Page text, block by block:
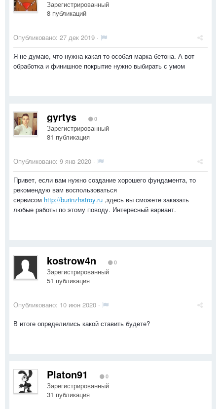
Зарегистрированный
8 публикаций
Опубликовано: 27 дек 2019 ·
Я не думаю, что нужна какая-то особая марка бетона. А вот
обработка и финишное покрытие нужно выбирать с умом
gyrtys 0
Зарегистрированный
81 публикация
Опубликовано: 9 янв 2020 ·
Привет, если вам нужно создание хорошего фундамента, то
рекомендую вам воспользоваться
сервисом http://burinzhstroy.ru ,здесь вы сможете заказать
любые работы по этому поводу. Интересный вариант.
kostrow4n 0
Зарегистрированный
51 публикация
Опубликовано: 10 июн 2020 ·
В итоге определились какой ставить будете?
Platon91 0
Зарегистрированный
31 публикация